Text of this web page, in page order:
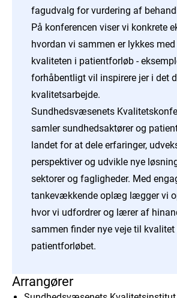
fagudvalg for vurdering af
På konferencen viser vi konkrete
hvordan vi sammen er lykkes
kvaliteten i patientforløb -
forhåbentligt vil inspirere jer i det
kvalitetsarbejde.
Sundhedsvæsenets
samler sundhedsaktører og
landet for at dele erfaringer,
perspektiver og udvikle nye
sektorer og fagligheder. Med
tankevækkende oplæg lægger vi
hvor vi udfordrer og lærer af
sammen finder nye veje til kvalitet
patientforløbet.
Arrangører